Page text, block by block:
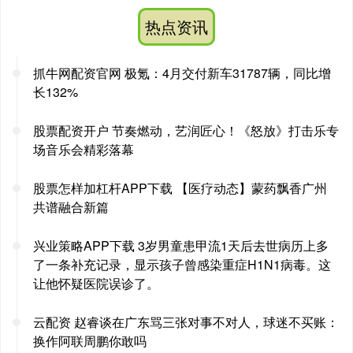
热点资讯
抓牛网配资官网 极氪：4月交付新车31787辆，同比增
长132%
股票配资开户 节奏燃动，艺润匠心！《怒放》打击乐专
场音乐会精彩落幕
股票怎样加杠杆APP下载 【医疗动态】蒙药飘香广州
共谱融合新篇
兴业策略APP下载 3岁男童患甲流1天后去世病历上多
了一条补充记录，显示孩子曾感染重症H1N1病毒。这
让他怀疑医院误诊了。
云配资 赵睿谈在广东骂三张对事不对人，球迷不买账：
换作阿联周鹏你敢吗